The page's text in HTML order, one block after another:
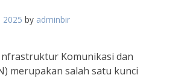
2025 by adminbir
Komunikasi dan
merupakan salah satu kunci